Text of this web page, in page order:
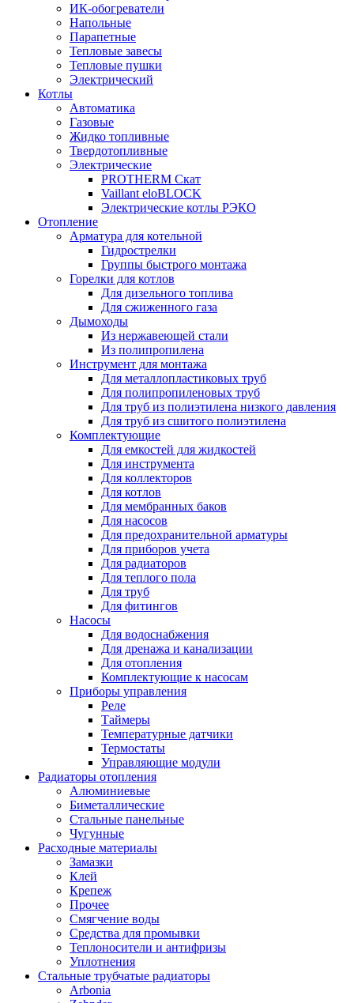
ИК-обогреватели
Напольные
Парапетные
Тепловые завесы
Тепловые пушки
Электрический
Котлы
Автоматика
Газовые
Жидко топливные
Твердотопливные
Электрические
PROTHERM Скат
Vaillant eloBLOCK
Электрические котлы РЭКО
Отопление
Арматура для котельной
Гидрострелки
Группы быстрого монтажа
Горелки для котлов
Для дизельного топлива
Для сжиженного газа
Дымоходы
Из нержавеющей стали
Из полипропилена
Инструмент для монтажа
Для металлопластиковых труб
Для полипропиленовых труб
Для труб из полиэтилена низкого давления
Для труб из сшитого полиэтилена
Комплектующие
Для емкостей для жидкостей
Для инструмента
Для коллекторов
Для котлов
Для мембранных баков
Для насосов
Для предохранительной арматуры
Для приборов учета
Для радиаторов
Для теплого пола
Для труб
Для фитингов
Насосы
Для водоснабжения
Для дренажа и канализации
Для отопления
Комплектующие к насосам
Приборы управления
Реле
Таймеры
Температурные датчики
Термостаты
Управляющие модули
Радиаторы отопления
Алюминиевые
Биметаллические
Стальные панельные
Чугунные
Расходные материалы
Замазки
Клей
Крепеж
Прочее
Смягчение воды
Средства для промывки
Теплоносители и антифризы
Уплотнения
Стальные трубчатые радиаторы
Arbonia